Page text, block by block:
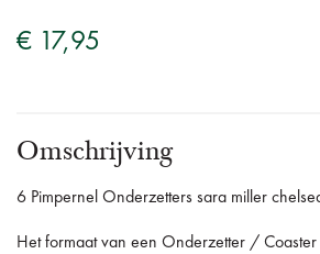
€ 17,95
Omschrijving
6 Pimpernel Onderzetters sara miller
Het formaat van een Onderzetter / Coaster